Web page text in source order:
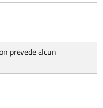
prevede alcun